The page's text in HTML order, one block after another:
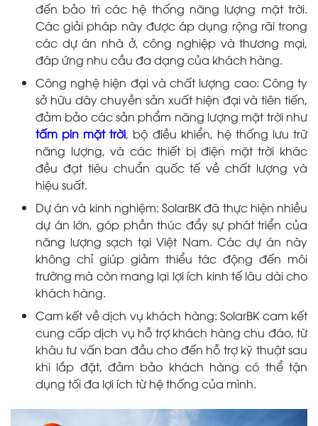
đến bảo trì các hệ thống năng lượng mặt trời.
Các giải pháp này được áp dụng rộng rãi trong
các dự án nhà ở, công nghiệp và thương mại,
đáp ứng nhu cầu đa dạng của khách hàng.
Công nghệ hiện đại và chất lượng cao: Công ty
sở hữu dây chuyền sản xuất hiện đại và tiên tiến,
đảm bảo các sản phẩm năng lượng mặt trời như
tấm pin mặt trời, bộ điều khiển, hệ thống lưu trữ
năng lượng, và các thiết bị điện mặt trời khác
đều đạt tiêu chuẩn quốc tế về chất lượng và
hiệu suất.
Dự án và kinh nghiệm: SolarBK đã thực hiện nhiều
dự án lớn, góp phần thúc đẩy sự phát triển của
năng lượng sạch tại Việt Nam. Các dự án này
không chỉ giúp giảm thiểu tác động đến môi
trường mà còn mang lại lợi ích kinh tế lâu dài cho
khách hàng.
Cam kết về dịch vụ khách hàng: SolarBK cam kết
cung cấp dịch vụ hỗ trợ khách hàng chu đáo, từ
khâu tư vấn ban đầu cho đến hỗ trợ kỹ thuật sau
khi lắp đặt, đảm bảo khách hàng có thể tận
dụng tối đa lợi ích từ hệ thống của mình.